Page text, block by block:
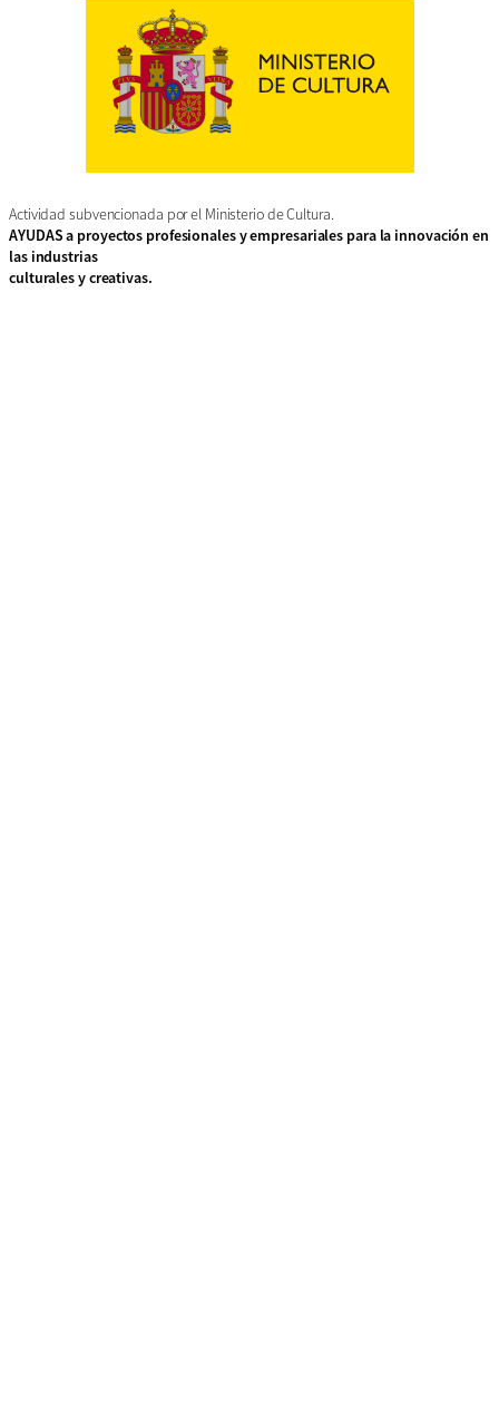
Actividad subvencionada por el Ministerio de Cultura.
AYUDAS a proyectos profesionales y empresariales para la innovación en
las industrias
culturales y creativas.